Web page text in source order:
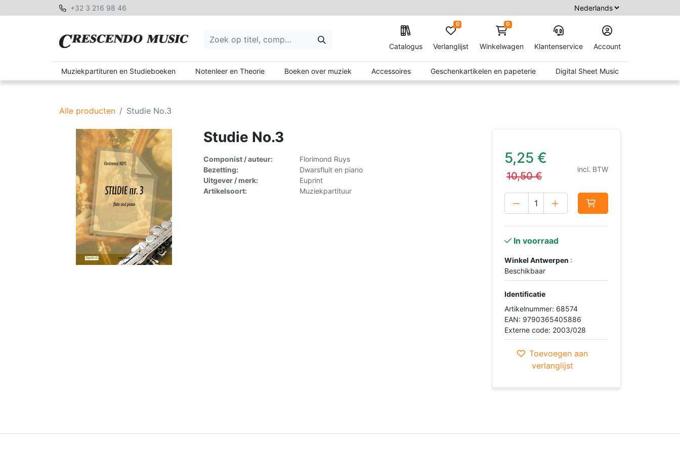
+32 3 216 98 46
Catalogus Verlanglijst
0 0
Winkelwagen Klantenservice Account
Muziekpartituren en Studieboeken Notenleer en Theorie Boeken over muziek Accessoires Geschenkartikelen en papeterie Digital Sheet Music
Alle producten Studie No.3
Studie No.3
Componist / auteur:
Florimond Ruys
Bezetting:
Dwarsfluit en piano
Uitgever / merk:
Euprint
Artikelsoort:
Muziekpartituur
5,25 €
10,50€
incl. BTW
In voorraad
Winkel Antwerpen :
Beschikbaar
Identificatie
Artikelnummer: 68574
EAN: 9790365405886
Externe code: 2003/028
Toevoegen aan
verlanglijst